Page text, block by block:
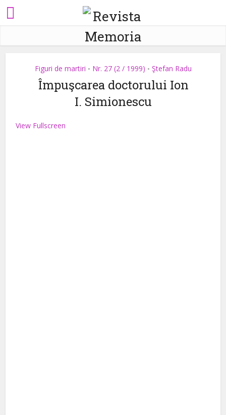
Figuri de martiri • Nr. 27 (2 / 1999) • Ştefan Radu
Împuşcarea doctorului Ion
I. Simionescu
View Fullscreen